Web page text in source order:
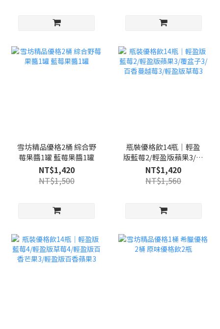
雪坊精品優格2桶 綜合野
莓果醬1罐 藍莓果醬1罐
NT$1,420
NT$1,500
瓶裝優格飲14瓶｜輕盈
版藍莓2/輕盈版蘋果3/覆
盆子3/百香蔓越莓3/輕盈
版草莓3
NT$1,420
NT$1,560